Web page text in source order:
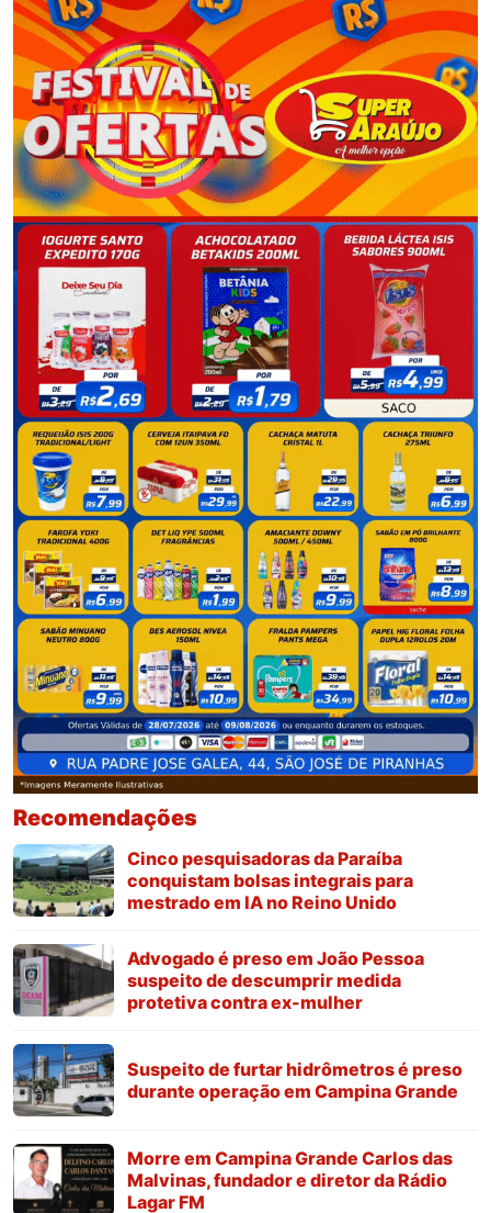
Recomendações
Cinco pesquisadoras da Paraíba
conquistam bolsas integrais para
mestrado em IA no Reino Unido
Advogado é preso em João Pessoa
suspeito de descumprir medida
protetiva contra ex-mulher
Suspeito de furtar hidrômetros é preso
durante operação em Campina Grande
Morre em Campina Grande Carlos das
Malvinas, fundador e diretor da Rádio
Lagar FM